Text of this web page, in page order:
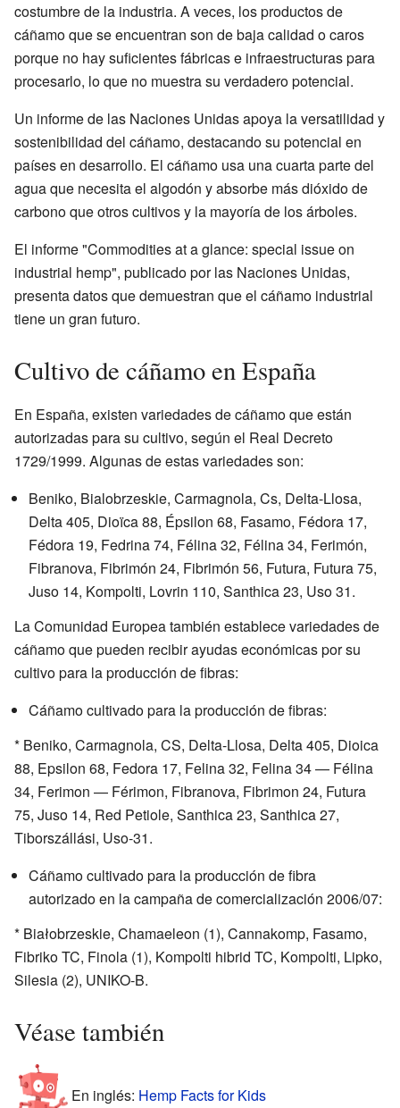
costumbre de la industria. A veces, los productos de
cáñamo que se encuentran son de baja calidad o caros
porque no hay suficientes fábricas e infraestructuras para
procesarlo, lo que no muestra su verdadero potencial.
Un informe de las Naciones Unidas apoya la versatilidad y
sostenibilidad del cáñamo, destacando su potencial en
países en desarrollo. El cáñamo usa una cuarta parte del
agua que necesita el algodón y absorbe más dióxido de
carbono que otros cultivos y la mayoría de los árboles.
El informe "Commodities at a glance: special issue on
industrial hemp", publicado por las Naciones Unidas,
presenta datos que demuestran que el cáñamo industrial
tiene un gran futuro.
Cultivo de cáñamo en España
En España, existen variedades de cáñamo que están
autorizadas para su cultivo, según el Real Decreto
1729/1999. Algunas de estas variedades son:
Beniko, Bialobrzeskie, Carmagnola, Cs, Delta-Llosa,
Delta 405, Dioïca 88, Épsilon 68, Fasamo, Fédora 17,
Fédora 19, Fedrina 74, Félina 32, Félina 34, Ferimón,
Fibranova, Fibrimón 24, Fibrimón 56, Futura, Futura 75,
Juso 14, Kompolti, Lovrin 110, Santhica 23, Uso 31.
La Comunidad Europea también establece variedades de
cáñamo que pueden recibir ayudas económicas por su
cultivo para la producción de fibras:
Cáñamo cultivado para la producción de fibras:
* Beniko, Carmagnola, CS, Delta-Llosa, Delta 405, Dioica
88, Epsilon 68, Fedora 17, Felina 32, Felina 34 — Félina
34, Ferimon — Férimon, Fibranova, Fibrimon 24, Futura
75, Juso 14, Red Petiole, Santhica 23, Santhica 27,
Tiborszállási, Uso-31.
Cáñamo cultivado para la producción de fibra
autorizado en la campaña de comercialización 2006/07:
* Białobrzeskie, Chamaeleon (1), Cannakomp, Fasamo,
Fibriko TC, Finola (1), Kompolti hibrid TC, Kompolti, Lipko,
Silesia (2), UNIKO-B.
Véase también
En inglés: Hemp Facts for Kids